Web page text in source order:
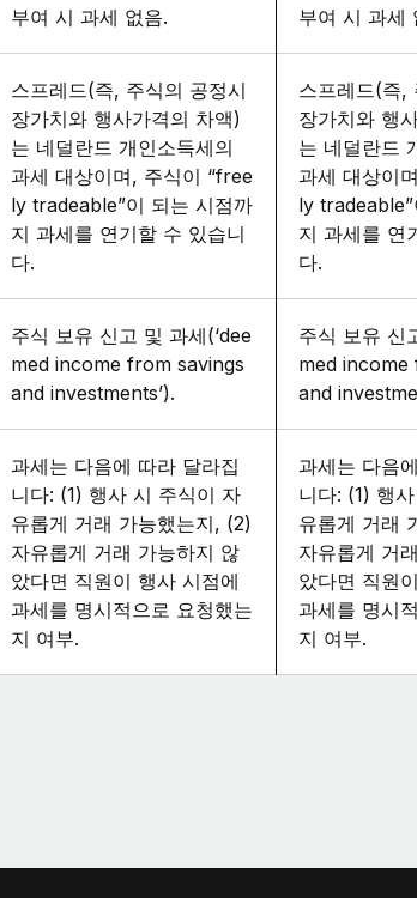
부여 시 과세 없음. 부여 시 과세
스프레드(즉, 주식의 공정시
장가치와 행사가격의 차액)
는 네덜란드 개인소득세의
과세 대상이며, 주식이 “free
ly tradeable”이 되는 시점까
지 과세를 연기할 수 있습니
다.
스프레드(즉,
장가치와 행
는 네덜란드
과세 대상이
ly
지 과세를 연
다.
주식 보유 신고 및 과세(‘dee
med income from savings
and investments’).
주식 보유 신
med income
and
과세는 다음에 따라 달라집
니다: (1) 행사 시 주식이 자
유롭게 거래 가능했는지, (2)
자유롭게 거래 가능하지 않
았다면 직원이 행사 시점에
과세를 명시적으로 요청했는
지 여부.
과세는 다음
니다: (1) 행
유롭게 거래
자유롭게 거
았다면 직원
과세를 명시
지 여부.